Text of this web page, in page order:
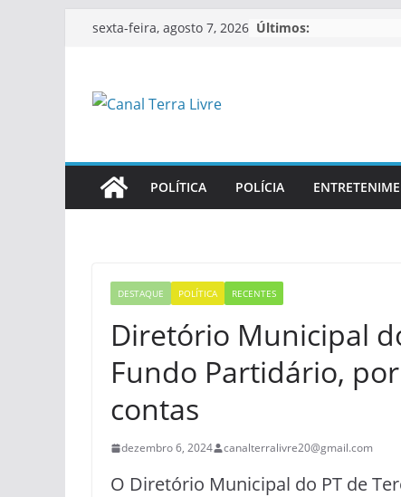
sexta-feira, agosto 7, 2026 Últimos:
POLÍTICA POLÍCIA
DESTAQUE POLÍTICA RECENTES
Diretório Municipal
Fundo Partidário,
contas
dezembro 6, 2024 canalterralivre20@gmail.com
O Diretório Municipal do PT de